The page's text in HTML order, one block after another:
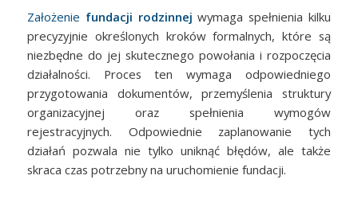
Założenie fundacji rodzinnej wymaga spełnienia kilku
precyzyjnie określonych kroków formalnych, które są
niezbędne do jej skutecznego powołania i rozpoczęcia
działalności. Proces ten wymaga odpowiedniego
przygotowania dokumentów, przemyślenia struktury
organizacyjnej oraz spełnienia wymogów
rejestracyjnych. Odpowiednie zaplanowanie tych
działań pozwala nie tylko uniknąć błędów, ale także
skraca czas potrzebny na uruchomienie fundacji.